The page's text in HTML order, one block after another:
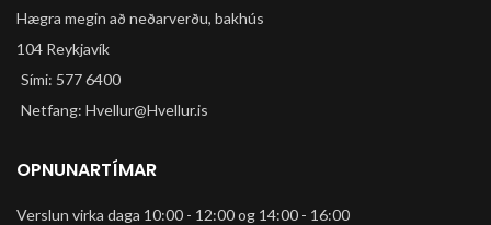
Hægra megin að neðarverðu, bakhús
104 Reykjavík
Sími: 577 6400
Netfang: Hvellur@Hvellur.is
OPNUNARTÍMAR
Verslun virka daga 10:00 - 12:00 og 14:00 - 16:00